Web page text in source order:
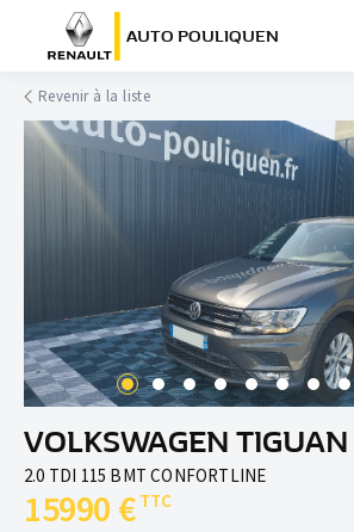
AUTO POULIQUEN
Revenir à la liste
VOLKSWAGEN TIGUAN
2.0 TDI 115 BMT CONFORTLINE
15990 €